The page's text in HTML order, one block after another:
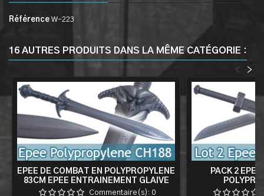
Référence W-223
16 AUTRES PRODUITS DANS LA MÊME CATÉGORIE :
>
<
EPEE DE COMBAT EN POLYPROPYLENE
83CM EPEE ENTRAINEMENT GLAIVE
Commentaire(s): 0
PACK 2